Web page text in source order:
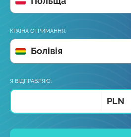
КРАЇНА ОТРИМАННЯ:
Болівія
Я ВІДПРАВЛЯЮ:
PLN